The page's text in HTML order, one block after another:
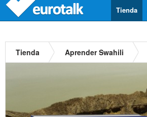
Tienda
Tienda Aprender Swahili